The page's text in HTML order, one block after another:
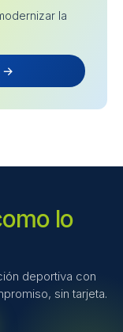
la
→
lo
deportiva con
sin tarjeta.